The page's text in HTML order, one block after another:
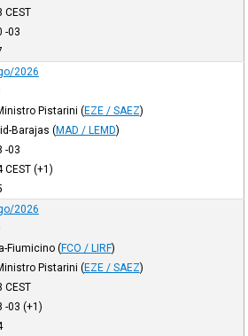
CEST
-03
2026
Pistarini (EZE / SAEZ)
Barajas (MAD / LEMD)
-03
CEST(+1)
2026
Fiumicino (FCO / LIRF)
Pistarini (EZE / SAEZ)
CEST
-03 (+1)